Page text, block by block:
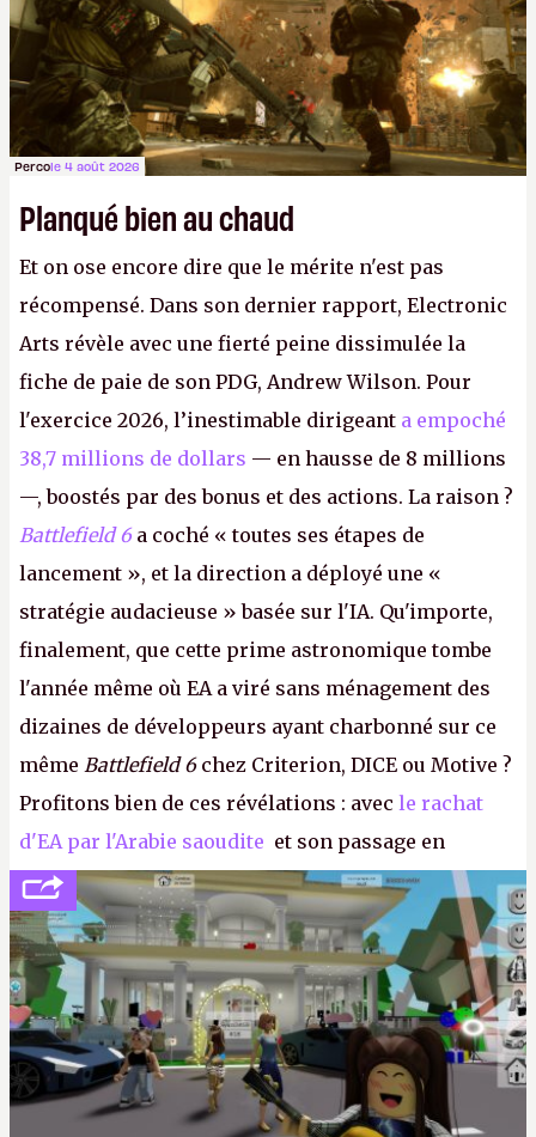
Percole 4 août 2026
Planqué bien au chaud
Et on ose encore dire que le mérite n'est pas
récompensé. Dans son dernier rapport, Electronic
Arts révèle avec une fierté peine dissimulée la
fiche de paie de son PDG, Andrew Wilson. Pour
l'exercice 2026, l’inestimable dirigeant a empoché
38,7 millions de dollars — en hausse de 8 millions
—, boostés par des bonus et des actions. La raison ?
Battlefield 6 a coché « toutes ses étapes de
lancement », et la direction a déployé une «
stratégie audacieuse » basée sur l'IA. Qu'importe,
finalement, que cette prime astronomique tombe
l'année même où EA a viré sans ménagement des
dizaines de développeurs ayant charbonné sur ce
même Battlefield 6chez Criterion, DICE ou Motive ?
Profitons bien de ces révélations : avec le rachat
d'EA par l'Arabie saoudite et son passage en
société privée, l'éditeur n'aura bientôt plus
l'obligation de publier ses bilans. Encore une
victoire pour la transparence.P.